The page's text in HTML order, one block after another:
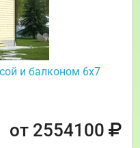
и балконом 6х7
от 2554100